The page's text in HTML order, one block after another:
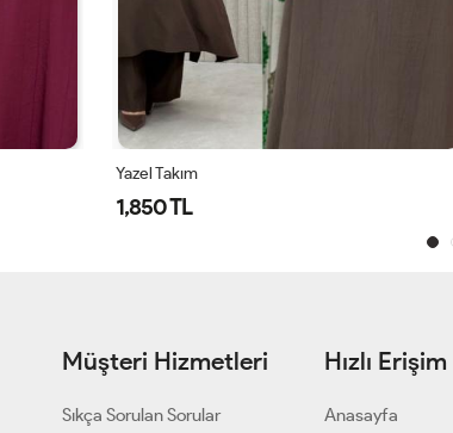
Yazel Takım
1,850 TL
Müşteri Hizmetleri
Sıkça Sorulan Sorular
Hızlı Erişim
Anasayfa